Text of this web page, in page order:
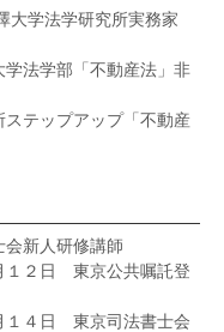
学法学研究所実務家
法学部「不動産法」非
テップアップ「不動産
新人研修講師
１２日 東京公共嘱託登
１４日 東京司法書士会